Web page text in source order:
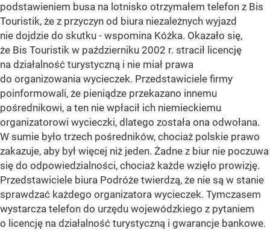
podstawieniem busa na lotnisko otrzymałem telefon z Bis
Touristik, że z przyczyn od biura niezależnych wyjazd
nie dojdzie do skutku - wspomina Kóżka. Okazało się,
że Bis Touristik w październiku 2002 r. stracił licencję
na działalność turystyczną i nie miał prawa
do organizowania wycieczek. Przedstawiciele firmy
poinformowali, że pieniądze przekazano innemu
pośrednikowi, a ten nie wpłacił ich niemieckiemu
organizatorowi wycieczki, dlatego została ona odwołana.
W sumie było trzech pośredników, chociaż polskie prawo
zakazuje, aby był więcej niż jeden. Żadne z biur nie poczuwa
się do odpowiedzialności, chociaż każde wzięło prowizję.
Przedstawiciele biura Podróże twierdzą, że nie są w stanie
sprawdzać każdego organizatora wycieczek. Tymczasem
wystarcza telefon do urzędu wojewódzkiego z pytaniem
o licencję na działalność turystyczną i gwarancje bankowe.